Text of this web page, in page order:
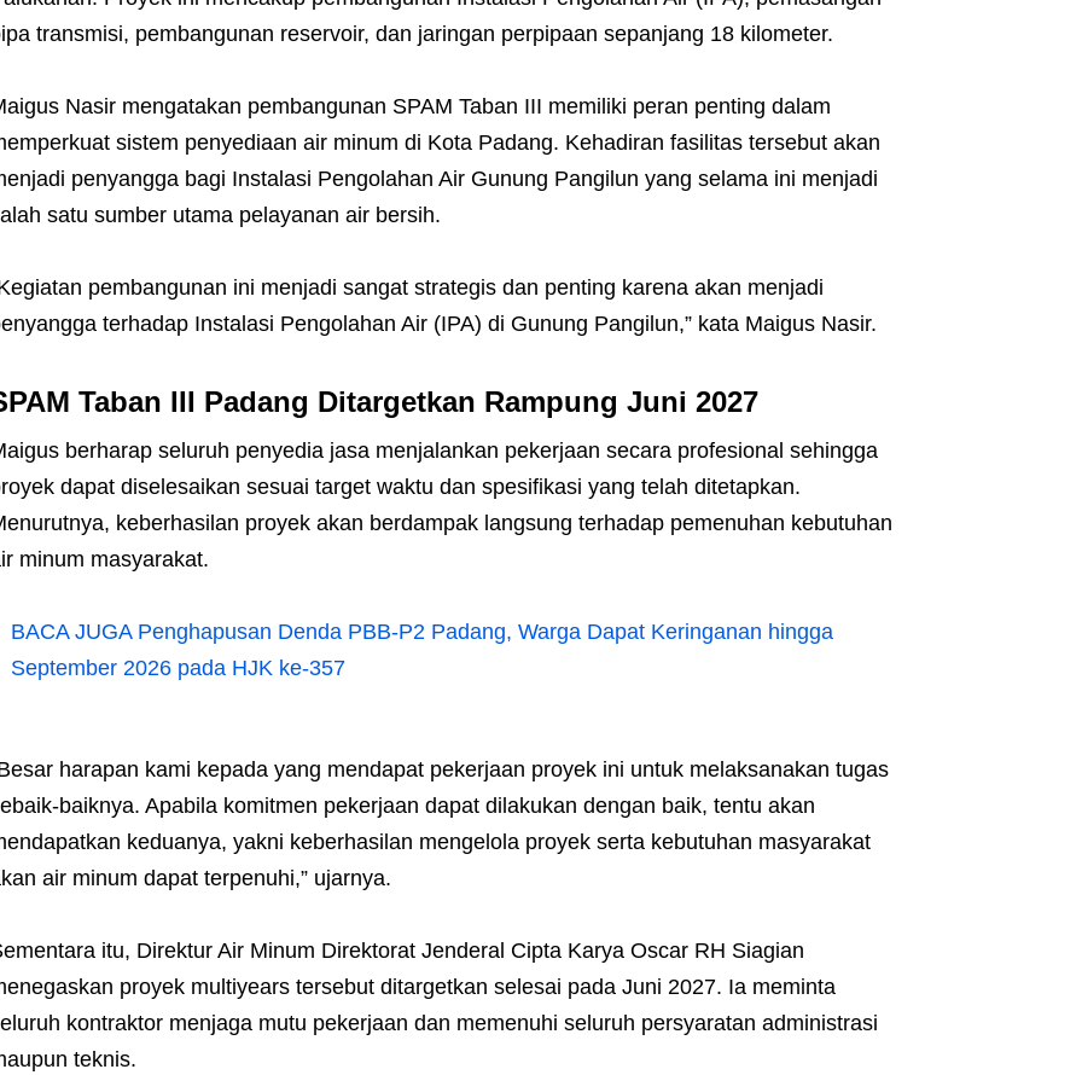
transmisi, pembangunan reservoir, dan jaringan perpipaan sepanjang 18 kilometer.
Nasir mengatakan pembangunan SPAM Taban III memiliki peran penting dalam
sistem penyediaan air minum di Kota Padang. Kehadiran fasilitas tersebut akan
penyangga bagi Instalasi Pengolahan Air Gunung Pangilun yang selama ini menjadi
satu sumber utama pelayanan air bersih.
pembangunan ini menjadi sangat strategis dan penting karena akan menjadi
terhadap Instalasi Pengolahan Air (IPA) di Gunung Pangilun,” kata Maigus Nasir.
Taban III Padang Ditargetkan Rampung Juni 2027
berharap seluruh penyedia jasa menjalankan pekerjaan secara profesional sehingga
dapat diselesaikan sesuai target waktu dan spesifikasi yang telah ditetapkan.
keberhasilan proyek akan berdampak langsung terhadap pemenuhan kebutuhan
minum masyarakat.
BACA JUGA Penghapusan Denda PBB-P2 Padang, Warga Dapat Keringanan hingga
September 2026 pada HJK ke-357
harapan kami kepada yang mendapat pekerjaan proyek ini untuk melaksanakan tugas
baiknya. Apabila komitmen pekerjaan dapat dilakukan dengan baik, tentu akan
keduanya, yakni keberhasilan mengelola proyek serta kebutuhan masyarakat
air minum dapat terpenuhi,” ujarnya.
itu, Direktur Air Minum Direktorat Jenderal Cipta Karya Oscar RH Siagian
proyek multiyears tersebut ditargetkan selesai pada Juni 2027. Ia meminta
kontraktor menjaga mutu pekerjaan dan memenuhi seluruh persyaratan administrasi
teknis.